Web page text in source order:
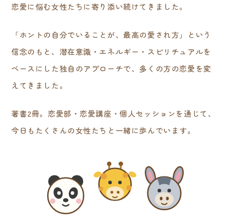
恋愛に悩む女性たちに寄り添い続けてきました。
「ホントの自分でいることが、最高の愛され方」という
信念のもと、潜在意識・エネルギー・スピリチュアルを
ベースにした独自のアプローチで、多くの方の恋愛を変
えてきました。
著書2冊。恋愛部・恋愛講座・個人セッションを通じて、
今日もたくさんの女性たちと一緒に歩んでいます。